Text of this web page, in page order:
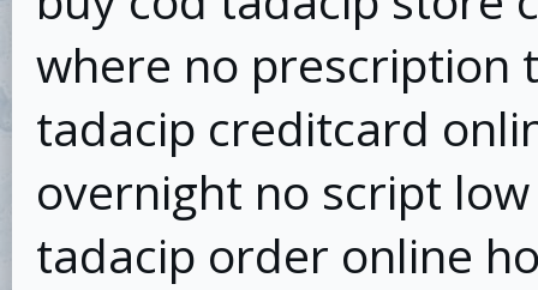
where no prescription
tadacip creditcard
overnight no script
tadacip order online